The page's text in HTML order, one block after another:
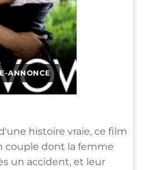
ANNONCE
histoire vraie, ce film
couple dont la femme
un accident, et leur